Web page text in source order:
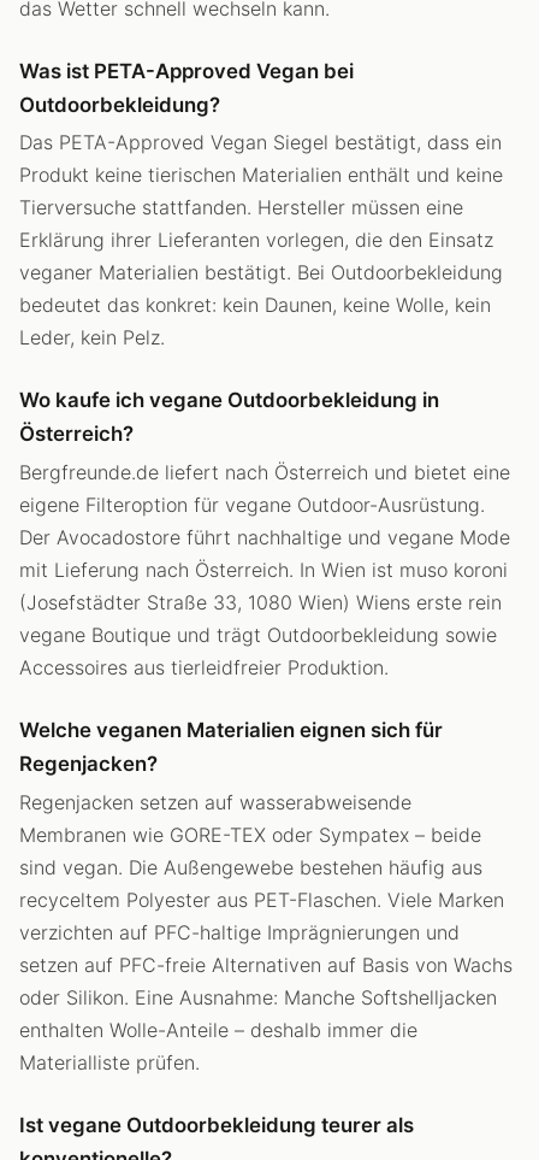
das Wetter schnell wechseln kann.
Was ist PETA-Approved Vegan bei
Outdoorbekleidung?
Das PETA-Approved Vegan Siegel bestätigt, dass ein
Produkt keine tierischen Materialien enthält und keine
Tierversuche stattfanden. Hersteller müssen eine
Erklärung ihrer Lieferanten vorlegen, die den Einsatz
veganer Materialien bestätigt. Bei Outdoorbekleidung
bedeutet das konkret: kein Daunen, keine Wolle, kein
Leder, kein Pelz.
Wo kaufe ich vegane Outdoorbekleidung in
Österreich?
Bergfreunde.de liefert nach Österreich und bietet eine
eigene Filteroption für vegane Outdoor-Ausrüstung.
Der Avocadostore führt nachhaltige und vegane Mode
mit Lieferung nach Österreich. In Wien ist muso koroni
(Josefstädter Straße 33, 1080 Wien) Wiens erste rein
vegane Boutique und trägt Outdoorbekleidung sowie
Accessoires aus tierleidfreier Produktion.
Welche veganen Materialien eignen sich für
Regenjacken?
Regenjacken setzen auf wasserabweisende
Membranen wie GORE-TEX oder Sympatex – beide
sind vegan. Die Außengewebe bestehen häufig aus
recyceltem Polyester aus PET-Flaschen. Viele Marken
verzichten auf PFC-haltige Imprägnierungen und
setzen auf PFC-freie Alternativen auf Basis von Wachs
oder Silikon. Eine Ausnahme: Manche Softshelljacken
enthalten Wolle-Anteile – deshalb immer die
Materialliste prüfen.
Ist vegane Outdoorbekleidung teurer als